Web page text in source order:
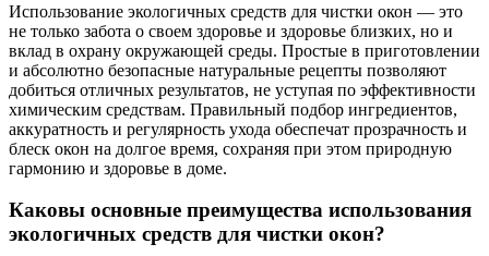
Использование экологичных средств для чистки окон — это
не только забота о своем здоровье и здоровье близких, но и
вклад в охрану окружающей среды. Простые в приготовлении
и абсолютно безопасные натуральные рецепты позволяют
добиться отличных результатов, не уступая по эффективности
химическим средствам. Правильный подбор ингредиентов,
аккуратность и регулярность ухода обеспечат прозрачность и
блеск окон на долгое время, сохраняя при этом природную
гармонию и здоровье в доме.
Каковы основные преимущества использования
экологичных средств для чистки окон?